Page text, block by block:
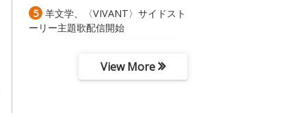
5
ーリー主題歌配信開始
View More